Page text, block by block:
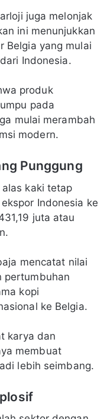
juga melonjak
ini menunjukkan
Belgia yang mulai
Indonesia.
produk
pada
mulai merambah
modern.
Punggung
kaki tetap
Indonesia ke
juta atau
mencatat nilai
pertumbuhan
kopi
ke Belgia.
karya dan
membuat
lebih seimbang.